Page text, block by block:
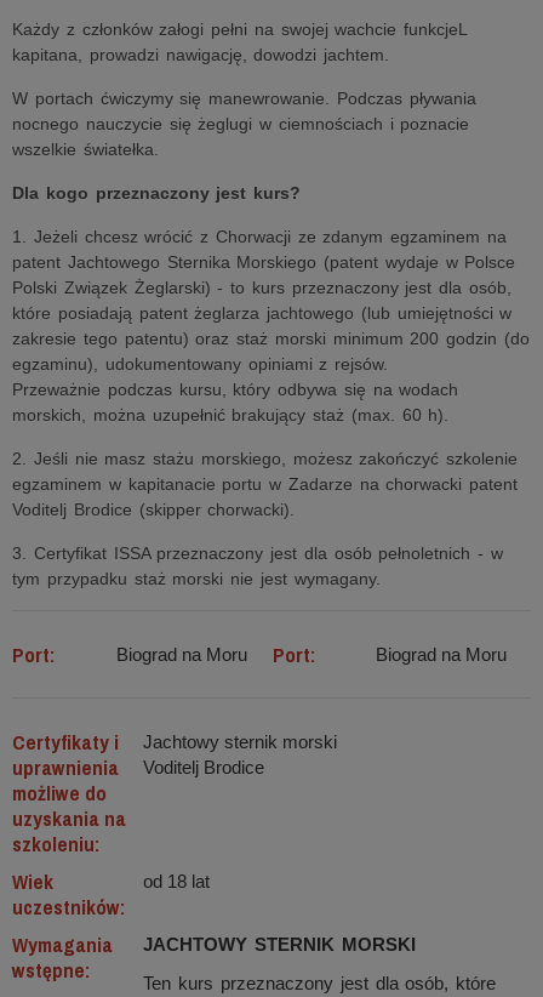
Każdy z członków załogi pełni na swojej wachcie funkcjeL
kapitana, prowadzi nawigację, dowodzi jachtem.
W portach ćwiczymy się manewrowanie. Podczas pływania
nocnego nauczycie się żeglugi w ciemnościach i poznacie
wszelkie światełka.
Dla kogo przeznaczony jest kurs?
1. Jeżeli chcesz wrócić z Chorwacji ze zdanym egzaminem na
patent Jachtowego Sternika Morskiego (patent wydaje w Polsce
Polski Związek Żeglarski) - to kurs przeznaczony jest dla osób,
które posiadają patent żeglarza jachtowego (lub umiejętności w
zakresie tego patentu) oraz staż morski minimum 200 godzin (do
egzaminu), udokumentowany opiniami z rejsów.
Przeważnie podczas kursu, który odbywa się na wodach
morskich, można uzupełnić brakujący staż (max. 60 h).
2. Jeśli nie masz stażu morskiego, możesz zakończyć szkolenie
egzaminem w kapitanacie portu w Zadarze na chorwacki patent
Voditelj Brodice (skipper chorwacki).
3. Certyfikat ISSA przeznaczony jest dla osób pełnoletnich - w
tym przypadku staż morski nie jest wymagany.
Port: Biograd na Moru Port: Biograd na Moru
Certyfikaty i
uprawnienia
możliwe do
uzyskania na
szkoleniu:
Jachtowy sternik morski
Voditelj Brodice
Wiek
uczestników:
od 18 lat
Wymagania
wstępne:
JACHTOWY STERNIK MORSKI
Ten kurs przeznaczony jest dla osób, które